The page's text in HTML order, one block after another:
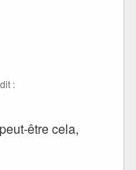
:
être cela,